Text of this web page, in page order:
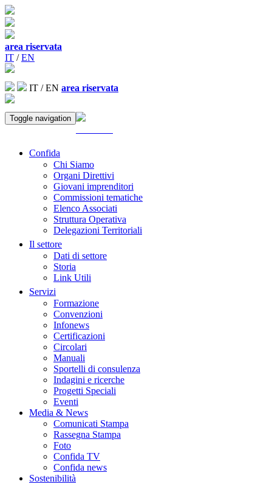
area riservata
IT /EN
IT /EN area riservata
Toggle navigation
Confida
Chi Siamo
Organi Direttivi
Giovani imprenditori
Commissioni tematiche
Elenco Associati
Struttura Operativa
Delegazioni Territoriali
Il settore
Dati di settore
Storia
Link Utili
Servizi
Formazione
Convenzioni
Infonews
Certificazioni
Circolari
Manuali
Sportelli di consulenza
Indagini e ricerche
Progetti Speciali
Eventi
Media & News
Comunicati Stampa
Rassegna Stampa
Foto
Confida TV
Confida news
Sostenibilità